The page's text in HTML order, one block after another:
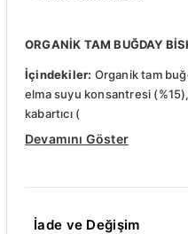
ORGANİK TAM BUĞDAY
İçindekiler: Organik tam
elma suyu konsantresi
kabartıcı (
Devamını Göster
İade ve Değişim